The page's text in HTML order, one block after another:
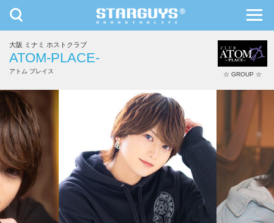
九州・沖縄 北海道・東北
toggle
navigation
大阪 ミナミ ホストクラブ
ATOM-PLACE-
アトム プレイス ☆ GROUP ☆
桃李